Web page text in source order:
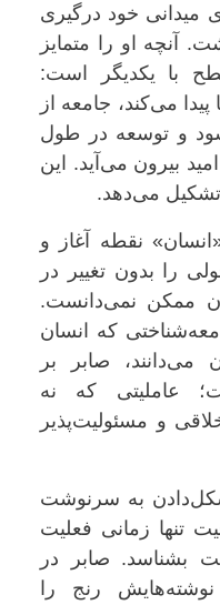
خود درگیری
او را متمایز
با یکدیگر است:
می‌کند، جامعه از
و توسعه در طول
بیرون می‌آید. این
می‌دهد.
نقطه آغاز و
بدون تغییر در
نمی‌دانست.
که انسان
صابر بر
که نه
و مسئولیت‌پذیر
به سرنوشت
زمانی فعلیت
صابر در
رنج را